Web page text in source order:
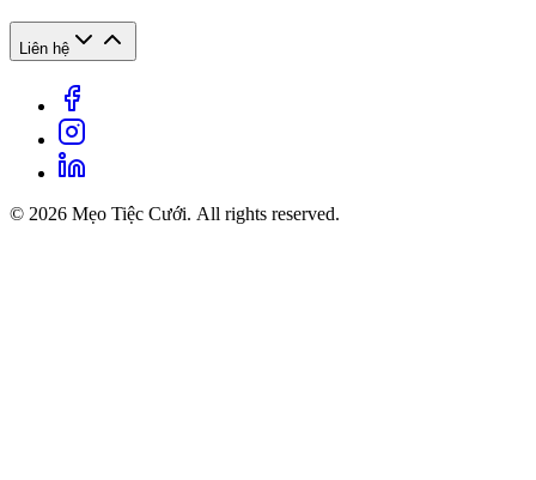
Liên hệ
© 2026 Mẹo Tiệc Cưới. All rights reserved.